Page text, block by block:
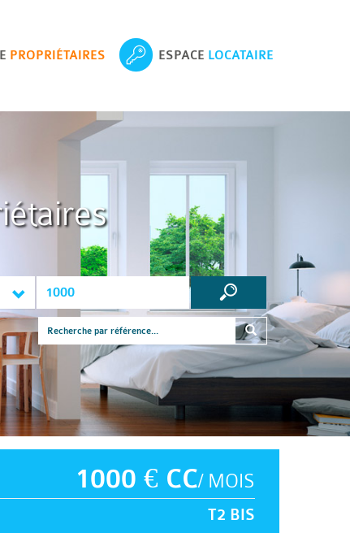
PROPRIÉTAIRES ESPACE LOCATAIRE
1000 € CC/ MOIS
T2 BIS